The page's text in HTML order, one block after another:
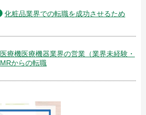
化粧品業界での転職を成功させるため
医療機医療機器業界の営業（業界未経験・
MRからの転職